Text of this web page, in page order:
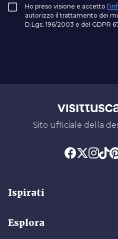
Ho preso visione e accetto
autorizzo il trattamento dei
D.Lgs. 196/2003 e del GDPR
Sito ufficiale della
Ispirati
Esplora